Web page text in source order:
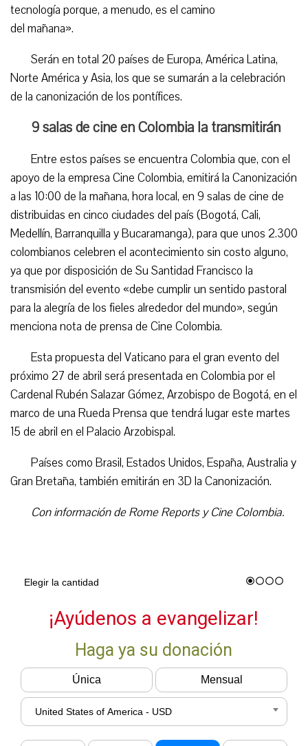
tecnología porque, a menudo, es el camino
del mañana».
Serán en total 20 países de Europa, América Latina,
Norte América y Asia, los que se sumarán a la celebración
de la canonización de los pontífices.
9 salas de cine en Colombia la transmitirán
Entre estos países se encuentra Colombia que, con el
apoyo de la empresa Cine Colombia, emitirá la Canonización
a las 10:00 de la mañana, hora local, en 9 salas de cine de
distribuidas en cinco ciudades del país (Bogotá, Cali,
Medellín, Barranquilla y Bucaramanga), para que unos 2.300
colombianos celebren el acontecimiento sin costo alguno,
ya que por disposición de Su Santidad Francisco la
transmisión del evento «debe cumplir un sentido pastoral
para la alegría de los fieles alrededor del mundo», según
menciona nota de prensa de Cine Colombia.
Esta propuesta del Vaticano para el gran evento del
próximo 27 de abril será presentada en Colombia por el
Cardenal Rubén Salazar Gómez, Arzobispo de Bogotá, en el
marco de una Rueda Prensa que tendrá lugar este martes
15 de abril en el Palacio Arzobispal.
Países como Brasil, Estados Unidos, España, Australia y
Gran Bretaña, también emitirán en 3D la Canonización.
Con información de Rome Reports y Cine Colombia.